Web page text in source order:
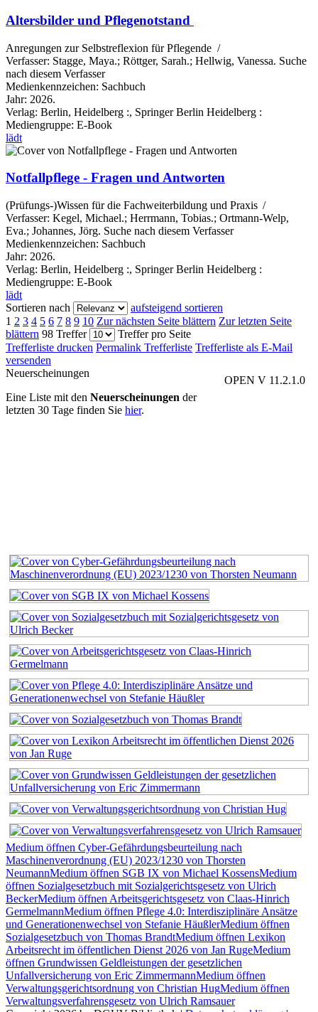
Altersbilder und Pflegenotstand
Anregungen zur Selbstreflexion für Pflegende /
Verfasser: Stagge, Maya.; Röttger, Sarah.; Hellwig, Vanessa. Suche
nach diesem Verfasser
Medienkennzeichen: Sachbuch
Jahr: 2026.
Verlag: Berlin, Heidelberg :, Springer Berlin Heidelberg :
Mediengruppe: E-Book
lädt
Notfallpflege - Fragen und Antworten
(Prüfungs-)Wissen für die Fachweiterbildung und Praxis /
Verfasser: Kegel, Michael.; Herrmann, Tobias.; Ortmann-Welp,
Eva.; Johannes, Jörg. Suche nach diesem Verfasser
Medienkennzeichen: Sachbuch
Jahr: 2026.
Verlag: Berlin, Heidelberg :, Springer Berlin Heidelberg :
Mediengruppe: E-Book
lädt
Sortieren nach
aufsteigend sortieren
1 2 3 4 5 6 7 8 9 10 Zur nächsten Seite blättern Zur letzten Seite
blättern 98 Treffer
Treffer pro Seite
Trefferliste drucken Permalink Trefferliste Trefferliste als E-Mail
versenden
OPEN V 11.2.1.0
Neuerscheinungen
Eine Liste mit den Neuerscheinungen der
letzten 30 Tage finden Sie hier.
Medium öffnen Cyber-Gefährdungsbeurteilung nach
Maschinenverordnung (EU) 2023/1230 von Thorsten
NeumannMedium öffnen SGB IX von Michael KossensMedium
öffnen Sozialgesetzbuch mit Sozialgerichtsgesetz von Ulrich
BeckerMedium öffnen Arbeitsgerichtsgesetz von Claas-Hinrich
GermelmannMedium öffnen Pflege 4.0: Interdisziplinäre Ansätze
und Generationenwechsel von Stefanie HäußlerMedium öffnen
Sozialgesetzbuch von Thomas BrandtMedium öffnen Lexikon
Arbeitsrecht im öffentlichen Dienst 2026 von Jan RugeMedium
öffnen Grundwissen Geldleistungen der gesetzlichen
Unfallversicherung von Eric ZimmermannMedium öffnen
Verwaltungsgerichtsordnung von Christian HugMedium öffnen
Verwaltungsverfahrensgesetz von Ulrich Ramsauer